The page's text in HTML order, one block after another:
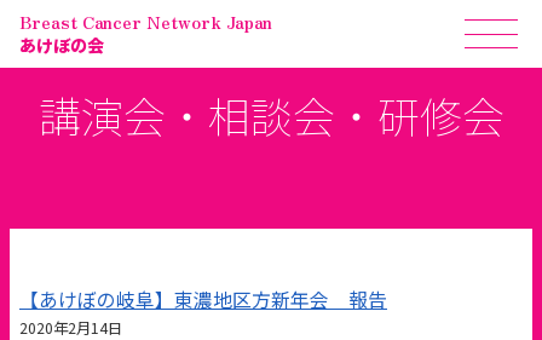
Breast Cancer Network Japan
あけぼの会
講演会・相談会・研修会
【あけぼの岐阜】東濃地区方新年会 報告
2020年2月14日